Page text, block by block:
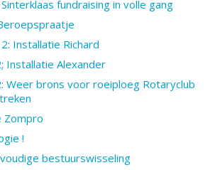
fundraising in volle gang
Installatie Richard
Installatie Alexander
Weer brons voor roeiploeg Rotaryclub
Zompro
!
bestuurswisseling